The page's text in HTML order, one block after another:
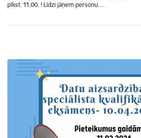
plkst. 11.00. ! Līdzi jāņem personu…